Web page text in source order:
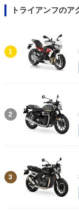
トライアンフのア
1
2
3